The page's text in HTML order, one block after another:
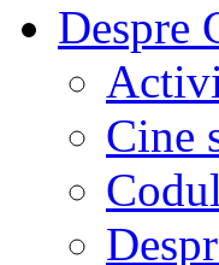
Despre
Cine